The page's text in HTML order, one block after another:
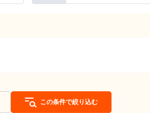
この条件で絞り込む